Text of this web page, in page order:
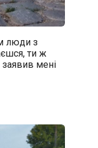
люди з
ти ж
мені